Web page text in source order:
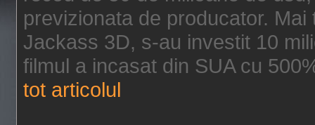
previzionata de producator.
Jackass 3D, s-au investit 10
filmul a incasat din SUA cu
tot articolul